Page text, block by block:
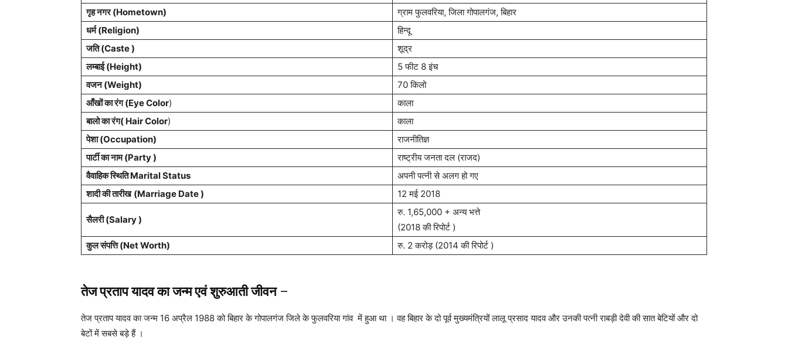
गृह नगर(Hometown)
ग्राम फुलवरिया, जिला गोपालगंज, बिहार
धर्म (Religion)
हिन्दू
जति (Caste )
शूद्र
लम्बाई (Height)
5 फीट 8 इंच
वजन (Weight)
70 किलो
आँखों का रंग (Eye Color)
काला
बालो का रंग( Hair Color)
काला
पेशा(Occupation)
राजनीतिज्ञ
पार्टी का नाम (Party )
राष्ट्रीय जनता दल (राजद)
वैवाहिक स्थिति Marital Status
अपनी पत्नी से अलग हो गए
शादी की तारीख (Marriage Date ) 12 मई 2018
सैलरी (Salary )
रु. 1,65,000 + अन्य भत्ते
(2018 की रिपोर्ट )
कुल संपत्ति(Net Worth) रु. 2 करोड़ (2014 की रिपोर्ट )
तेज प्रताप यादव का जन्म एवं शुरुआती जीवन –
तेज प्रताप यादव का जन्म 16 अप्रैल 1988 को बिहार के गोपालगंज जिले के फुलवरिया गांव में हुआ था । वह बिहार के दो पूर्व मुख्यमंत्रियों लालू प्रसाद यादव और उनकी पत्नी राबड़ी देवी की सात बेटियों और दो
बेटों में सबसे बड़े हैं ।